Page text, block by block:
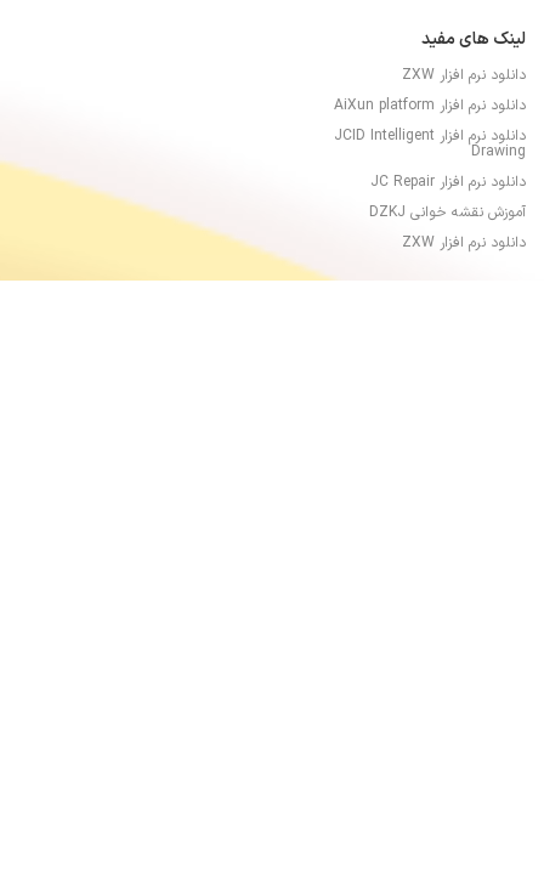
لینک های مفید
دانلود نرم افزار ZXW
دانلود نرم افزار AiXun platform
دانلود نرم افزار JCID Intelligent
Drawing
دانلود نرم افزار JC Repair
آموزش نقشه خوانی DZKJ
دانلود نرم افزار ZXW